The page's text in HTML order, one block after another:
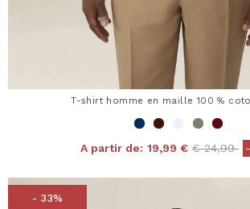
T-shirt homme en maille 100 %
A partir de: 19,99 € Price
€ 24,99to
- 33%